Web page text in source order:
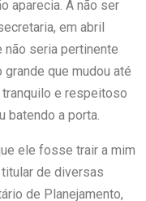
aparecia. A não ser
em abril
não seria pertinente
que mudou até
e respeitoso
batendo a porta.
ele fosse trair a mim
de diversas
de Planejamento,